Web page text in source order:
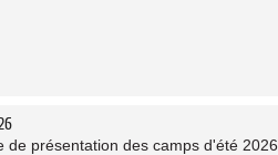
présentation des camps d'été 2026